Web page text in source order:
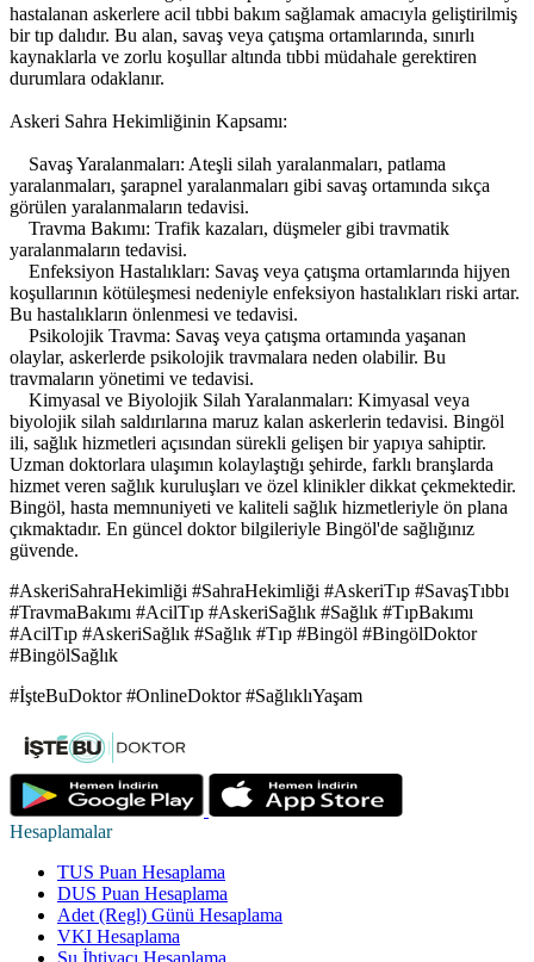
hastalanan askerlere acil tıbbi bakım sağlamak amacıyla geliştirilmiş
bir tıp dalıdır. Bu alan, savaş veya çatışma ortamlarında, sınırlı
kaynaklarla ve zorlu koşullar altında tıbbi müdahale gerektiren
durumlara odaklanır.
Askeri Sahra Hekimliğinin Kapsamı:
Savaş Yaralanmaları: Ateşli silah yaralanmaları, patlama
yaralanmaları, şarapnel yaralanmaları gibi savaş ortamında sıkça
görülen yaralanmaların tedavisi.
Travma Bakımı: Trafik kazaları, düşmeler gibi travmatik
yaralanmaların tedavisi.
Enfeksiyon Hastalıkları: Savaş veya çatışma ortamlarında hijyen
koşullarının kötüleşmesi nedeniyle enfeksiyon hastalıkları riski artar.
Bu hastalıkların önlenmesi ve tedavisi.
Psikolojik Travma: Savaş veya çatışma ortamında yaşanan
olaylar, askerlerde psikolojik travmalara neden olabilir. Bu
travmaların yönetimi ve tedavisi.
Kimyasal ve Biyolojik Silah Yaralanmaları: Kimyasal veya
biyolojik silah saldırılarına maruz kalan askerlerin tedavisi. Bingöl
ili, sağlık hizmetleri açısından sürekli gelişen bir yapıya sahiptir.
Uzman doktorlara ulaşımın kolaylaştığı şehirde, farklı branşlarda
hizmet veren sağlık kuruluşları ve özel klinikler dikkat çekmektedir.
Bingöl, hasta memnuniyeti ve kaliteli sağlık hizmetleriyle ön plana
çıkmaktadır. En güncel doktor bilgileriyle Bingöl'de sağlığınız
güvende.
#AskeriSahraHekimliği #SahraHekimliği #AskeriTıp #SavaşTıbbı
#TravmaBakımı #AcilTıp #AskeriSağlık #Sağlık #TıpBakımı
#AcilTıp #AskeriSağlık #Sağlık #Tıp #Bingöl #BingölDoktor
#BingölSağlık
#İşteBuDoktor #OnlineDoktor #SağlıklıYaşam
Hesaplamalar
TUS Puan Hesaplama
DUS Puan Hesaplama
Adet (Regl) Günü Hesaplama
VKI Hesaplama